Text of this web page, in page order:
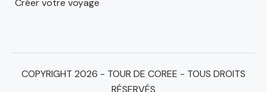
Créer votre voyage
COPYRIGHT 2026 - TOUR DE COREE - TOUS DROITS
RÉSERVÉS